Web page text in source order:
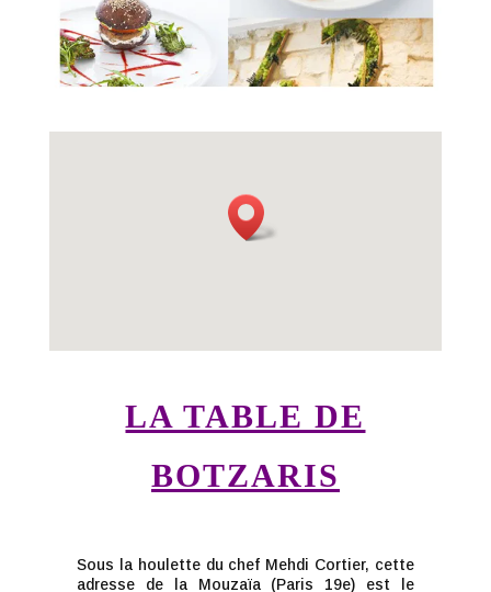
LA TABLE DE
BOTZARIS
Sous la houlette du chef Mehdi Cortier, cette
adresse de la Mouzaïa (Paris 19e) est le